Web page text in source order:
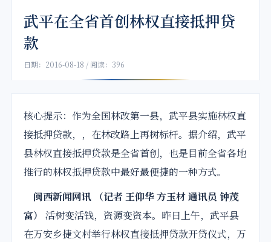
武平在全省首创林权直接抵押贷
款
日期：2016-08-18 / 阅读：396
核心提示： 作为全国林改第一县，武平县实施林权直
接抵押贷款，，在林改路上再树标杆。据介绍，武平
县林权直接抵押贷款是全省首创，也是目前全省各地
推行的林权抵押贷款中最好最便捷的一种方式。
闽西新闻网讯 （记者 王仰华 方玉材 通讯员 钟茂
富）
活树变活钱，资源变资本。昨日上午，武平县
在万安乡捷文村举行林权直接抵押贷款开贷仪式，万